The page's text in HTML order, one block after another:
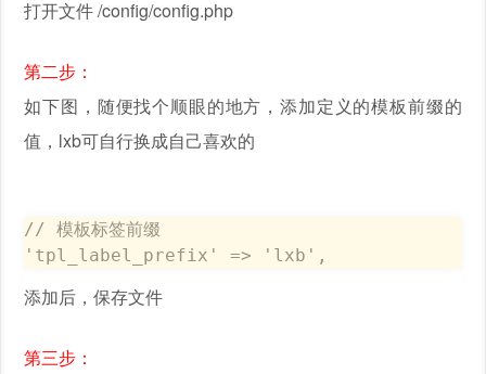
打开文件 /config/config.php
第二步：
如下图，随便找个顺眼的地方，添加定义的模板前缀的
值，lxb可自行换成自己喜欢的
// 模板标签前缀
'tpl_label_prefix' => 'lxb',
添加后，保存文件
第三步：